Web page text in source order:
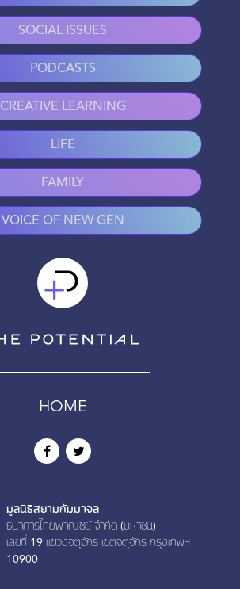
SOCIAL ISSUES
PODCASTS
CREATIVE LEARNING
LIFE
FAMILY
VOICE OF NEW GEN
HOME
มูลนิธิสยามกัมมาจล
ธนาคารไทยพาณิชย์ จำกัด (มหาชน)
เลขที่ 19 เเขวงจตุจักร เขตจตุจักร กรุงเทพฯ
10900